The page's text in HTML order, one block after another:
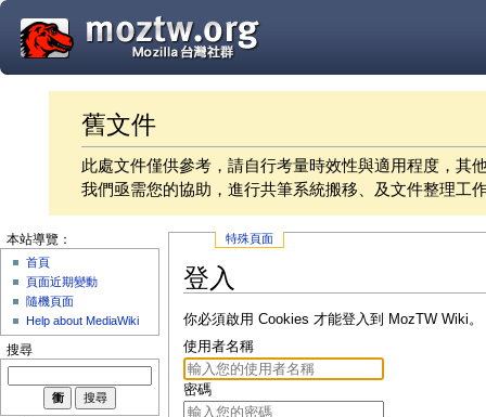
舊文件
此處文件僅供參考，請自行考量時效性與適用程度，其
我們亟需您的協助，進行共筆系統搬移、及文件整理工
特殊頁面
登入
你必須啟用 Cookies 才能登入到 MozTW Wiki。
使用者名稱
密碼
本站導覽：
首頁
頁面近期變動
隨機頁面
Help about MediaWiki
搜尋